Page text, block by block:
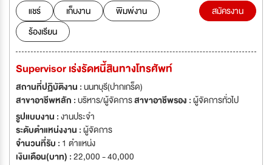
แชร์ เก็บงาน
พิมพ์งาน
ร้องเรียน
สมัครงาน
Supervisor เร่งรัดหนี้สินทางโทรศัพท์
สถานที่ปฏิบัติงาน :นนทบุรี(ปากเกร็ด)
สาขาอาชีพหลัก :บริหาร/ผู้จัดการสาขาอาชีพรอง :ผู้จัดการทั่วไป
รูปแบบงาน :งานประจำ
ระดับตำแหน่งงาน :ผู้จัดการ
จำนวนที่รับ : 1 ตำแหน่ง
เงินเดือน(บาท) :22,000 - 40,000